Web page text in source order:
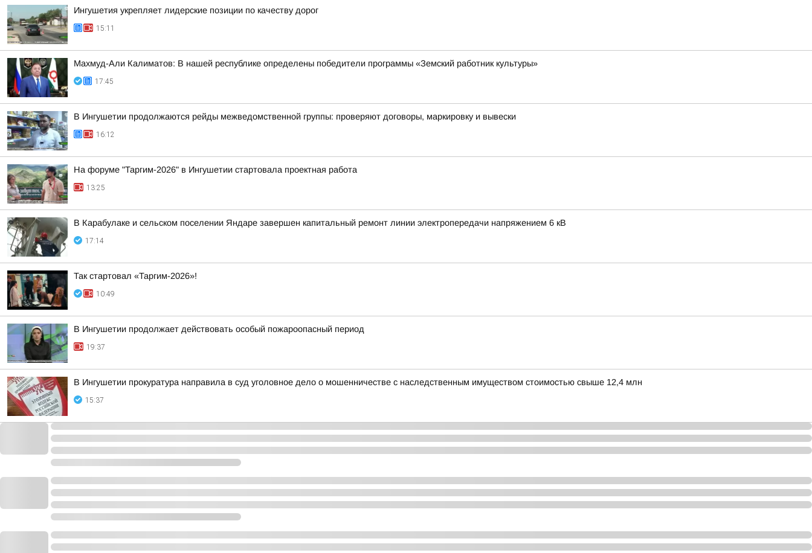
Ингушетия укрепляет лидерские позиции по качеству дорог
15:11
Махмуд-Али Калиматов: В нашей республике определены победители программы «Земский работник культуры»
17:45
В Ингушетии продолжаются рейды межведомственной группы: проверяют договоры, маркировку и вывески
16:12
На форуме "Таргим-2026" в Ингушетии стартовала проектная работа
13:25
В Карабулаке и сельском поселении Яндаре завершен капитальный ремонт линии электропередачи напряжением 6 кВ
17:14
Так стартовал «Таргим-2026»!
10:49
В Ингушетии продолжает действовать особый пожароопасный период
19:37
В Ингушетии прокуратура направила в суд уголовное дело о мошенничестве с наследственным имуществом стоимостью свыше 12,4 млн
15:37